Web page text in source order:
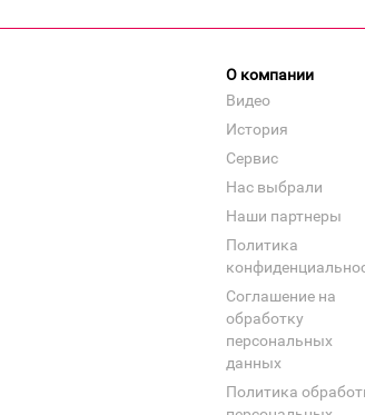
О компании
Видео
История
Сервис
Нас выбрали
Наши партнеры
Политика
Соглашение на
обработку
персональных
данных
Политика